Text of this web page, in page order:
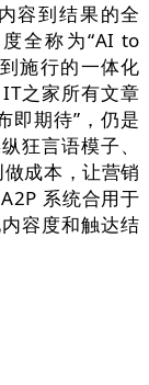
容到结果的全
全称为“AI to
施行的一体化
之家所有文章
即期待”，仍是
狂言语模子、
成本，让营销
系统合用于
容度和触达结